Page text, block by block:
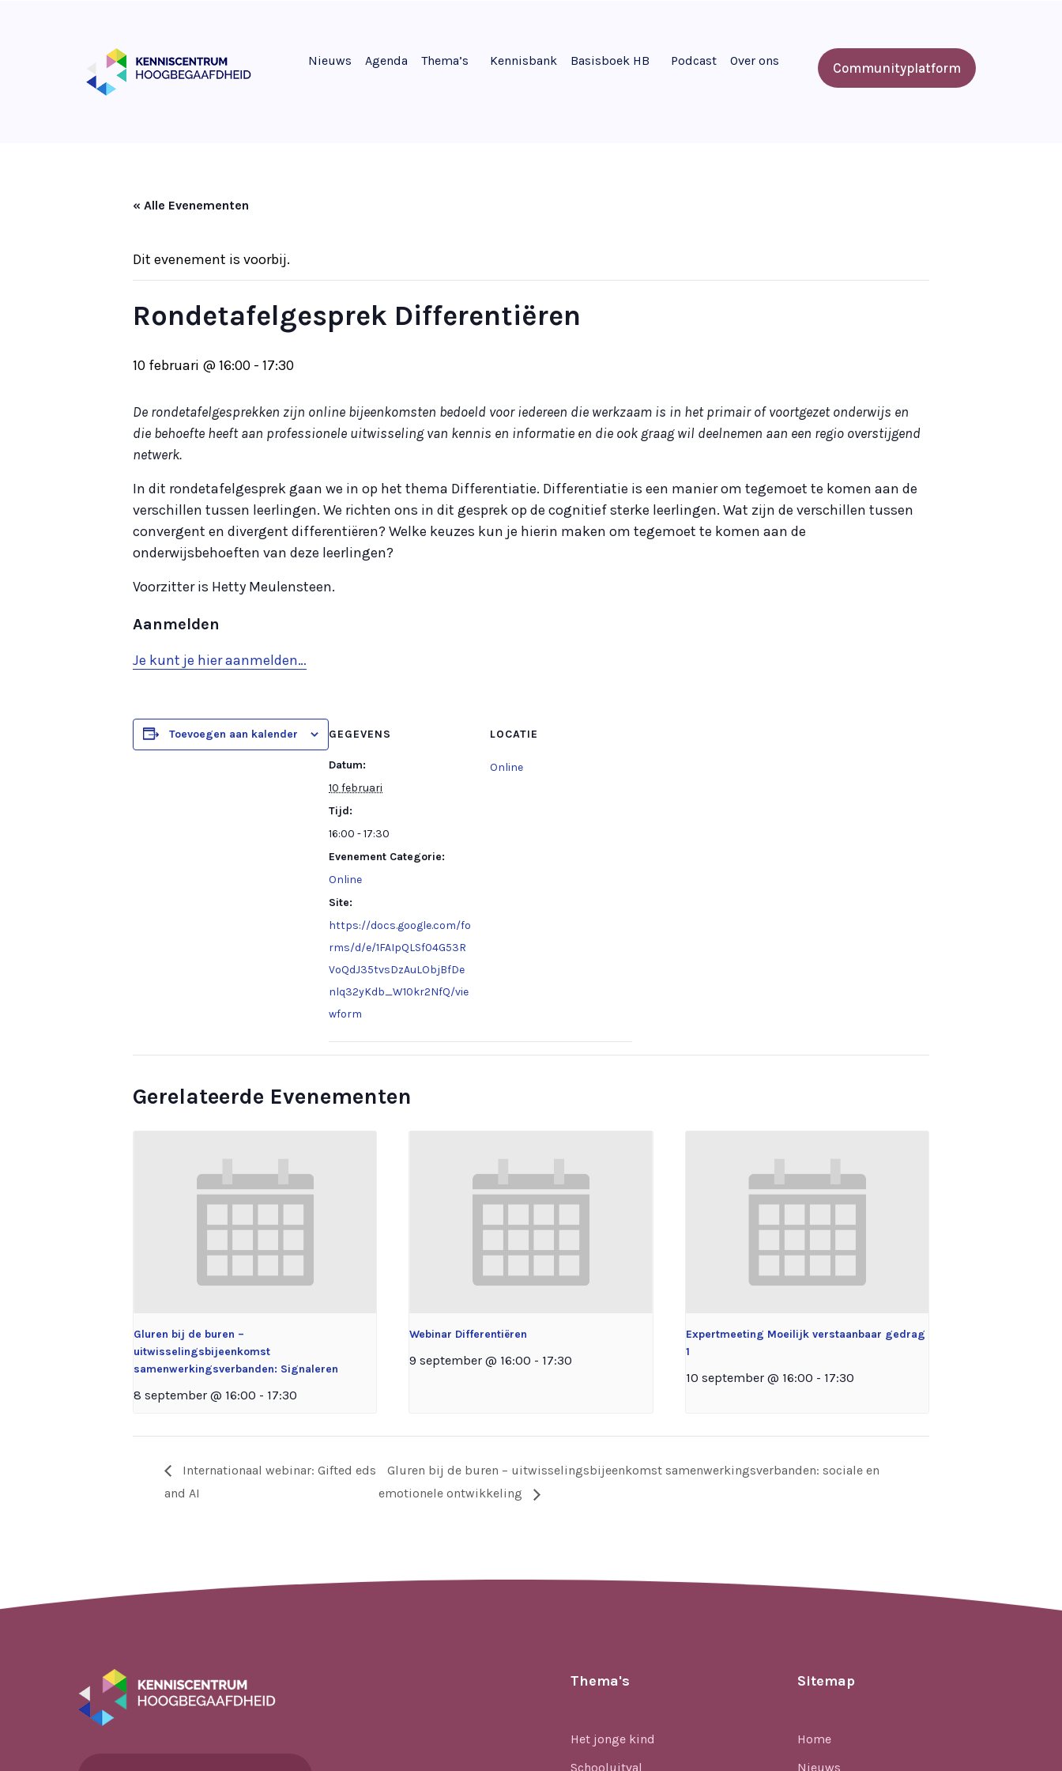
Nieuws Agenda Thema’s Kennisbank Basisboek HB Podcast Over ons Communityplatform
« Alle Evenementen
Dit evenement is voorbij.
Rondetafelgesprek Differentiëren
10 februari @ 16:00 - 17:30
De rondetafelgesprekken zijn online bijeenkomsten bedoeld voor iedereen die werkzaam is in het primair of voortgezet onderwijs en
die behoefte heeft aan professionele uitwisseling van kennis en informatie en die ook graag wil deelnemen aan een regio overstijgend
netwerk.
In dit rondetafelgesprek gaan we in op het thema Differentiatie. Differentiatie is een manier om tegemoet te komen aan de
verschillen tussen leerlingen. We richten ons in dit gesprek op de cognitief sterke leerlingen. Wat zijn de verschillen tussen
convergent en divergent differentiëren? Welke keuzes kun je hierin maken om tegemoet te komen aan de
onderwijsbehoeften van deze leerlingen?
Voorzitter is Hetty Meulensteen.
Aanmelden
Je kunt je hier aanmelden…
Toevoegen aan kalender GEGEVENS
Datum:
10 februari
Tijd:
16:00 - 17:30
Evenement Categorie:
Online
Site:
https://docs.google.com/fo
rms/d/e/1FAIpQLSf04G53R
VoQdJ35tvsDzAuLObjBfDe
nlq32yKdb_W10kr2NfQ/vie
wform
LOCATIE
Online
Gerelateerde Evenementen
Gluren bij de buren –
uitwisselingsbijeenkomst
samenwerkingsverbanden: Signaleren
8 september @ 16:00 - 17:30
Webinar Differentiëren
9 september @ 16:00 - 17:30
Expertmeeting Moeilijk verstaanbaar gedrag
1
10 september @ 16:00 - 17:30
Internationaal webinar: Gifted eds
and AI
Gluren bij de buren – uitwisselingsbijeenkomst samenwerkingsverbanden: sociale en
emotionele ontwikkeling
Thema's
Het jonge kind
Schooluitval
Sitemap
Home
Nieuws